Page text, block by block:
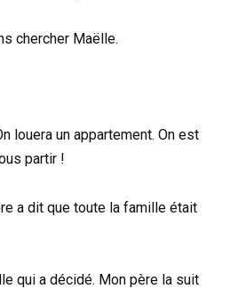
chercher Maëlle.
louera un appartement. On est
partir !
a dit que toute la famille était
qui a décidé. Mon père la suit